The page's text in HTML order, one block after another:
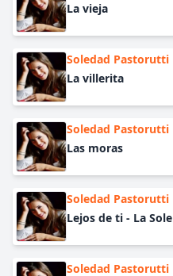
La vieja
Soledad Pastorutti
La villerita
Soledad Pastorutti
Las moras
Soledad Pastorutti
Lejos de ti - La Sole
Soledad Pastorutti